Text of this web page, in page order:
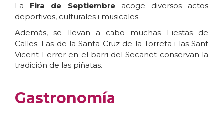
La Fira de Septiembreacoge diversos actos
deportivos, culturales i musicales.
Además, se llevan a cabo muchas Fiestas de
Calles. Las de la Santa Cruz de la Torreta i las Sant
Vicent Ferrer en el barri del Secanet conservan la
tradición de las piñatas.
Gastronomía